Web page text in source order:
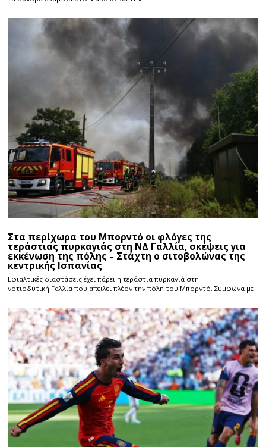
Στα περίχωρα του Μπορντό οι φλόγες της
τεράστιας πυρκαγιάς στη ΝΔ Γαλλία, σκέψεις για
εκκένωση της πόλης – Στάχτη ο σιτοβολώνας της
κεντρικής Ισπανίας
Εφιαλτικές διαστάσεις έχει πάρει η τεράστια πυρκαγιά στη
νοτιοδυτική Γαλλία που απειλεί πλέον την πόλη του Μπορντό. Σύμφωνα με